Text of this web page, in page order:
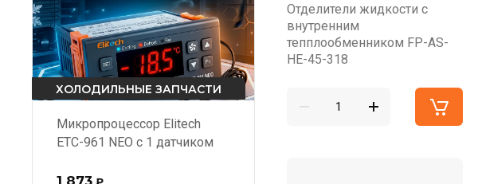
ХОЛОДИЛЬНЫЕ ЗАПЧАСТИ
Микропроцессор Elitech
ЕТС-961 NEO с 1 датчиком
1 873 ₽
Отделители жидкости с
внутренним
тепплообменником FP-AS-
HE-45-318